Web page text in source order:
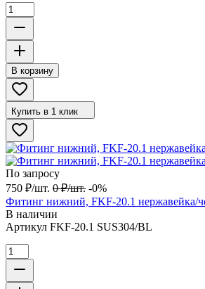
В корзину
Купить в 1 клик
По запросу
750 ₽/шт. 0 ₽/шт. -0%
Фитинг нижний, FKF-20.1 нержавейка/
В наличии
Артикул FKF-20.1 SUS304/BL